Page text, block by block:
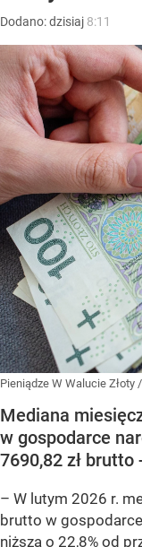
Dodano:dzisiaj 8:11
Pieniądze W Walucie Złoty
Mediana
w gospodarce
7690,82 zł brutto
– W lutym 2026 r.
brutto w
niższa o 22,8% od